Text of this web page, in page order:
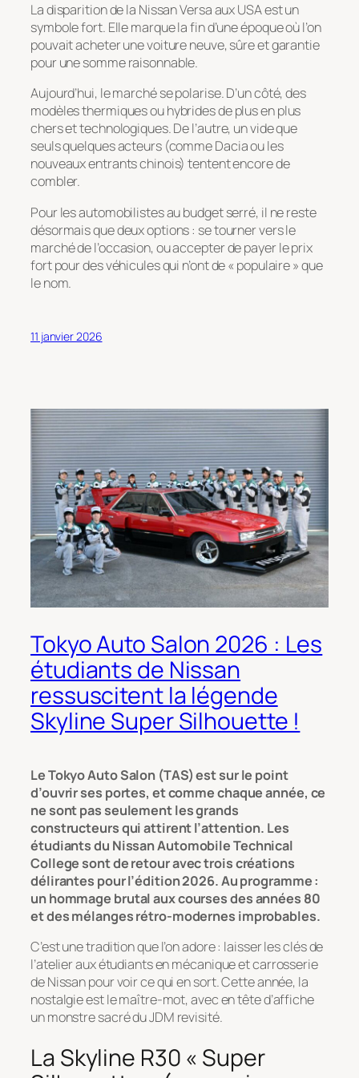
La disparition de la Nissan Versa aux USA est un
symbole fort. Elle marque la fin d’une époque où l’on
pouvait acheter une voiture neuve, sûre et garantie
pour une somme raisonnable.
Aujourd’hui, le marché se polarise. D’un côté, des
modèles thermiques ou hybrides de plus en plus
chers et technologiques. De l’autre, un vide que
seuls quelques acteurs (comme Dacia ou les
nouveaux entrants chinois) tentent encore de
combler.
Pour les automobilistes au budget serré, il ne reste
désormais que deux options : se tourner vers le
marché de l’occasion, ou accepter de payer le prix
fort pour des véhicules qui n’ont de « populaire » que
le nom.
11 janvier 2026
Tokyo Auto Salon 2026 : Les
étudiants de Nissan
ressuscitent la légende
Skyline Super Silhouette !
Le Tokyo Auto Salon (TAS) est sur le point
d’ouvrir ses portes, et comme chaque année, ce
ne sont pas seulement les grands
constructeurs qui attirent l’attention. Les
étudiants du Nissan Automobile Technical
College sont de retour avec trois créations
délirantes pour l’édition 2026. Au programme :
un hommage brutal aux courses des années 80
et des mélanges rétro-modernes improbables.
C’est une tradition que l’on adore : laisser les clés de
l’atelier aux étudiants en mécanique et carrosserie
de Nissan pour voir ce qui en sort. Cette année, la
nostalgie est le maître-mot, avec en tête d’affiche
un monstre sacré du JDM revisité.
La Skyline R30 « Super